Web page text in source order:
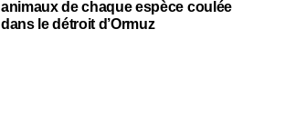
animaux de chaque espèce coulée
dans le détroit d’Ormuz